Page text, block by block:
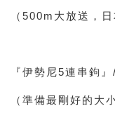
（500m大放送，
『伊勢尼5連串鉤
（準備最剛好的大